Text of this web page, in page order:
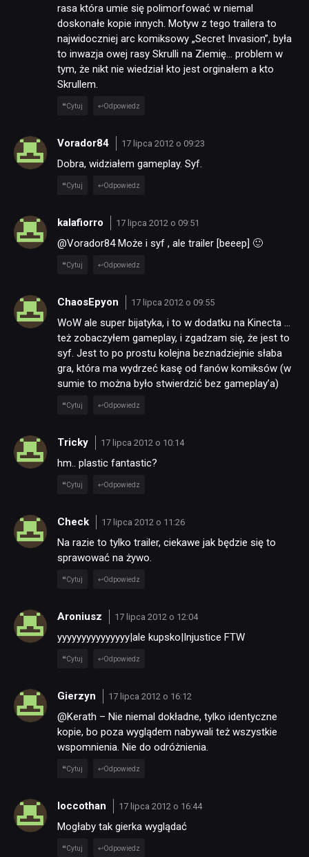
rasa która umie się polimorfować w niemal
doskonałe kopie innych. Motyw z tego trailera to
najwidoczniej arc komiksowy „Secret Invasion”, była
to inwazja owej rasy Skrulli na Ziemię… problem w
tym, że nikt nie wiedział kto jest orginałem a kto
Skrullem.
Cytuj Odpowiedz
Vorador84 17 lipca 2012 o 09:23
Dobra, widziałem gameplay. Syf.
Cytuj Odpowiedz
kalafiorro 17 lipca 2012 o 09:51
@Vorador84 Może i syf , ale trailer [beeep] 🙂
Cytuj Odpowiedz
ChaosEpyon 17 lipca 2012 o 09:55
WoW ale super bijatyka, i to w dodatku na Kinecta …
też zobaczyłem gameplay, i zgadzam się, że jest to
syf. Jest to po prostu kolejna beznadziejnie słaba
gra, która ma wydrzeć kasę od fanów komiksów (w
sumie to można było stwierdzić bez gameplay’a)
Cytuj Odpowiedz
Tricky 17 lipca 2012 o 10:14
hm.. plastic fantastic?
Cytuj Odpowiedz
Check 17 lipca 2012 o 11:26
Na razie to tylko trailer, ciekawe jak będzie się to
sprawować na żywo.
Cytuj Odpowiedz
Aroniusz 17 lipca 2012 o 12:04
yyyyyyyyyyyyyyy|ale kupsko|Injustice FTW
Cytuj Odpowiedz
Gierzyn 17 lipca 2012 o 16:12
@Kerath – Nie niemal dokładne, tylko identyczne
kopie, bo poza wyglądem nabywali też wszystkie
wspomnienia. Nie do odróżnienia.
Cytuj Odpowiedz
loccothan 17 lipca 2012 o 16:44
Mogłaby tak gierka wyglądać
Cytuj Odpowiedz